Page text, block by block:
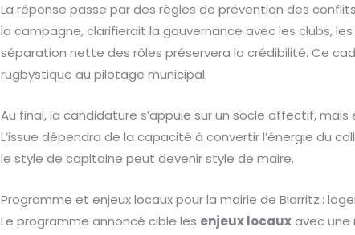
La réponse passe par des règles de prévention des
la campagne, clarifierait la gouvernance avec les clubs,
séparation nette des rôles préservera la crédibilité. Ce
rugbystique au pilotage municipal.
Au final, la candidature s’appuie sur un socle affectif,
L’issue dépendra de la capacité à convertir l’énergie du
le style de capitaine peut devenir style de maire.
Programme et enjeux locaux pour la mairie de Biarritz :
Le programme annoncé cible les enjeux locauxavec une